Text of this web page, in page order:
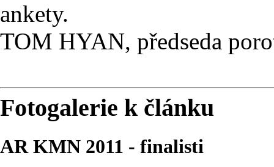
ankety.
TOM HYAN, předseda
Fotogalerie k článku
AR KMN 2011 - finalisti